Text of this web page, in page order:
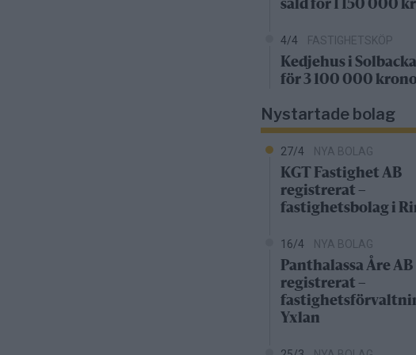
såld för 1 150 000
4/4 FASTIGHETSKÖP
Kedjehus i
för 3 100 000
Nystartade bolag
27/4 NYA BOLAG
KGT Fastighet AB
registrerat –
fastighetsbolag i
16/4 NYA BOLAG
Panthalassa Åre AB
registrerat –
Yxlan